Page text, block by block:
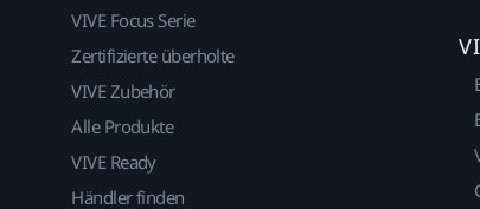
VIVE Focus Serie
Zertifizierte überholte
VIVE Zubehör
Alle Produkte
VIVE Ready
Händler finden